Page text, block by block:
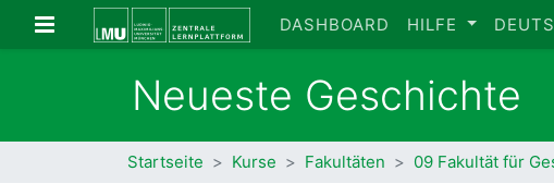
Zum Hauptinhalt
Website-Übersicht DASHBOARD HILFE
Neueste Geschichte
Startseite Kurse Fakultäten 09 Fakultät für